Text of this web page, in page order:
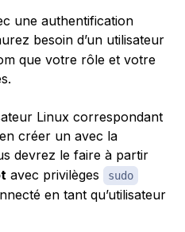
une authentification
besoin d’un utilisateur
que votre rôle et votre
Linux correspondant
créer un avec la
devrez le faire à partir
avec privilèges sudo
en tant qu’utilisateur